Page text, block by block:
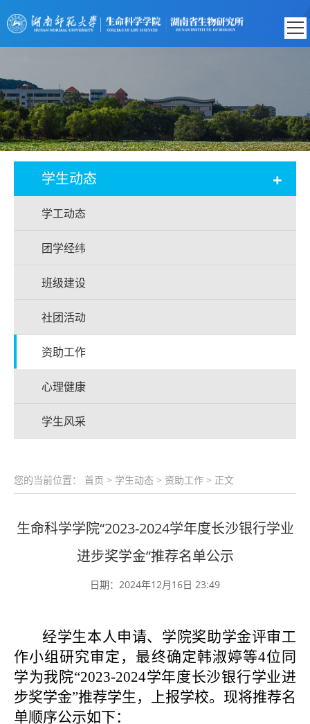
学生动态 +
学工动态
团学经纬
班级建设
社团活动
资助工作
心理健康
学生风采
您的当前位置： 首页 > 学生动态 > 资助工作 > 正文
生命科学学院“2023-2024学年度长沙银行学业
进步奖学金”推荐名单公示
日期：2024年12月16日 23:49
经学生本人申请、学院奖助学金评审工
作小组研究审定，最终确定韩淑婷等4位同
学为我院“2023-2024学年度长沙银行学业进
步奖学金”推荐学生，上报学校。现将推荐名
单顺序公示如下：